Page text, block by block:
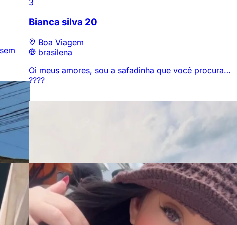
Bianca silva 20
Boa Viagem
brasilena
Oi meus amores, sou a safadinha que você procura…
????